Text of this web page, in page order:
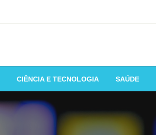
CIÊNCIA E TECNOLOGIA SAÚDE